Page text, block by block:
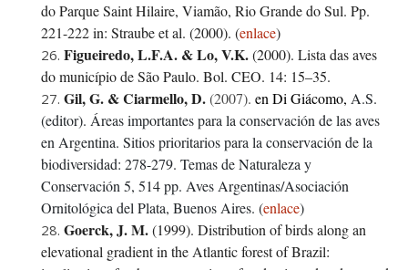
do Parque Saint Hilaire, Viamão, Rio Grande do Sul. Pp.
221-222 in: Straube et al. (2000). (enlace)
Figueiredo, L.F.A. & Lo, V.K.(2000). Lista das aves
do município de São Paulo. Bol. CEO. 14: 15–35.
Gil, G. & Ciarmello, D.(2007). en Di Giácomo, A.S.
(editor). Áreas importantes para la conservación de las aves
en Argentina. Sitios prioritarios para la conservación de la
biodiversidad: 278-279. Temas de Naturaleza y
Conservación 5, 514 pp. Aves Argentinas/Asociación
Ornitológica del Plata, Buenos Aires. (enlace)
Goerck, J. M.(1999). Distribution of birds along an
elevational gradient in the Atlantic forest of Brazil: